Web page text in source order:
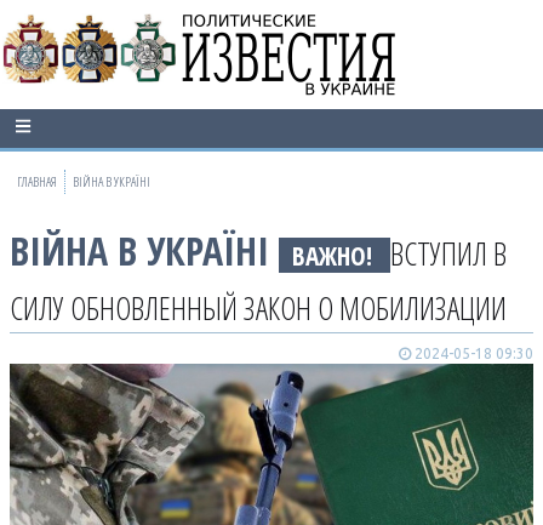
ГЛАВНАЯ ВІЙНА В УКРАЇНІ
ВІЙНА В УКРАЇНІ ВАЖНО! ВСТУПИЛ В
СИЛУ ОБНОВЛЕННЫЙ ЗАКОН О МОБИЛИЗАЦИИ
2024-05-18 09:30